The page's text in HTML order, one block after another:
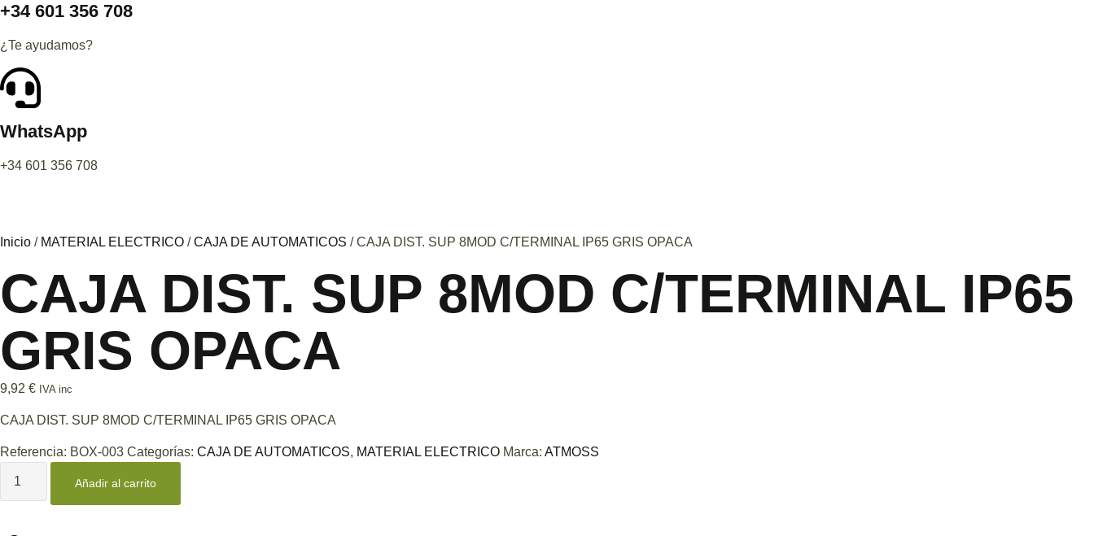
+34 601 356 708
¿Te ayudamos?
WhatsApp
+34 601 356 708
Inicio / MATERIAL ELECTRICO /CAJA DE AUTOMATICOS / CAJA DIST. SUP 8MOD C/TERMINAL IP65 GRIS OPACA
CAJA DIST. SUP 8MOD C/TERMINAL IP65
GRIS OPACA
9,92 € IVA inc
CAJA DIST. SUP 8MOD C/TERMINAL IP65 GRIS OPACA
Referencia: BOX-003 Categorías: CAJA DE AUTOMATICOS, MATERIAL ELECTRICO Marca: ATMOSS
Añadir al carrito